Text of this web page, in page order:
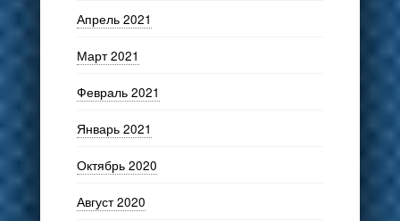
Апрель 2021
Март 2021
Февраль 2021
Январь 2021
Октябрь 2020
Август 2020